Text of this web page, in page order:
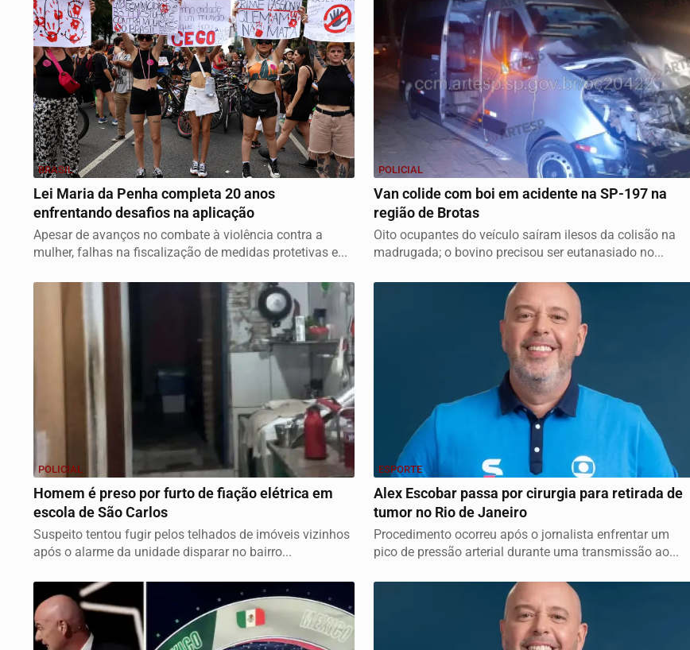
BRASIL
Lei Maria da Penha completa 20 anos
enfrentando desafios na aplicação
Apesar de avanços no combate à violência contra a
mulher, falhas na fiscalização de medidas protetivas e...
POLICIAL
Van colide com boi em acidente na SP-197 na
região de Brotas
Oito ocupantes do veículo saíram ilesos da colisão na
madrugada; o bovino precisou ser eutanasiado no...
POLICIAL
Homem é preso por furto de fiação elétrica em
escola de São Carlos
Suspeito tentou fugir pelos telhados de imóveis vizinhos
após o alarme da unidade disparar no bairro...
ESPORTE
Alex Escobar passa por cirurgia para retirada de
tumor no Rio de Janeiro
Procedimento ocorreu após o jornalista enfrentar um
pico de pressão arterial durante uma transmissão ao...